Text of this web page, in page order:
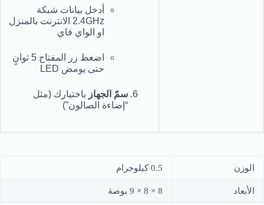
أدخل بيانات شبكة
2.4GHz الانترنت بالمنزل
او الواي فاي
اضغط زر المفتاح 5 ثوانٍ
حتى يومض LED
سمّ الجهاز باختيارك (مثل
“إضاءة الصالون”)
الوزن 0.5 كيلوجرام
الأبعاد 8 × 8 × 9 بوصة